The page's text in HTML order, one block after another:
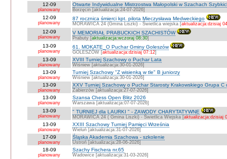
12-09
planowany
Otwarte Indywidualne Mistrzostwa Małopolski w Szachach
Borzęcin [aktualizacja:24-07-2026]
12-09
planowany
87 rocznica śmierci kpt. pilota Mieczysława Medweckiego
MORAWICA 24 (Gmina Liszki) - Świetlica wiejska [aktualizacja:dzisiaj
12-09
planowany
V MEMORIAŁ PRABUCKICH SZACHISTÓW
Prabuty [aktualizacja:wczoraj 08:30]
13-09
planowany
61. MOKATE_O Puchar Gminy Goleszów
GOLESZÓW [aktualizacja:dzisiaj 07:12]
13-09
planowany
XVIII Turniej Szachowy o Puchar Lata
Wiśniew [aktualizacja:30-01-2026]
13-09
planowany
Turniej Szachowy "Z wisienką w tle" B juniorzy
Wiśniew [aktualizacja:30-01-2026]
13-09
planowany
XXV Turniej Szachowy o Puchar Starosty Krakowskiego Grupa C
Zabierzów [aktualizacja:27-07-2026]
13-09
planowany
Szansa Chess Open Blitz 2026
Warszawa [aktualizacja:07-07-2026]
13-09
planowany
" TURNIEJ dla LAURKI " - ZAWODY CHARYTATYWNE
MORAWICA 24 ( Gmina Liszki) - Świetlica Wiejska [aktualizacja:dzisiaj
13-09
planowany
XXIII Szachowy Turniej Pamięci Września
Wieluń [aktualizacja:31-07-2026]
17-09
planowany
Śląska Akademia Szachowa - szkolenie
Ustroń [aktualizacja:28-06-2026]
18-09
planowany
Szachy Fischera nr.65
Wadowice [aktualizacja:31-03-2026]